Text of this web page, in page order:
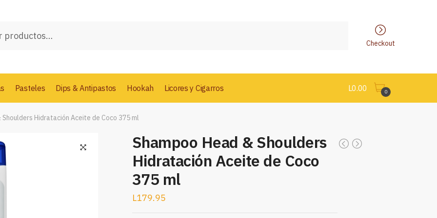
Checkout
Pasteles Dips & Antipastos Hookah Licores y Cigarros L0.00 0
Shoulders Hidratación Aceite de Coco 375 ml
Shampoo Head & Shoulders
Hidratación Aceite de Coco
375 ml
L179.95